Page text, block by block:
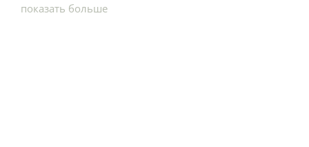
продвигаться по карьерной лестнице. Ее муж —
показать больше